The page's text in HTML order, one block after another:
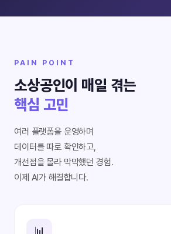
PAIN POINT
소상공인이 매일 겪는
핵심 고민
여러 플랫폼을 운영하며
데이터를 따로 확인하고,
개선점을 몰라 막막했던 경험.
이제 AI가 해결합니다.